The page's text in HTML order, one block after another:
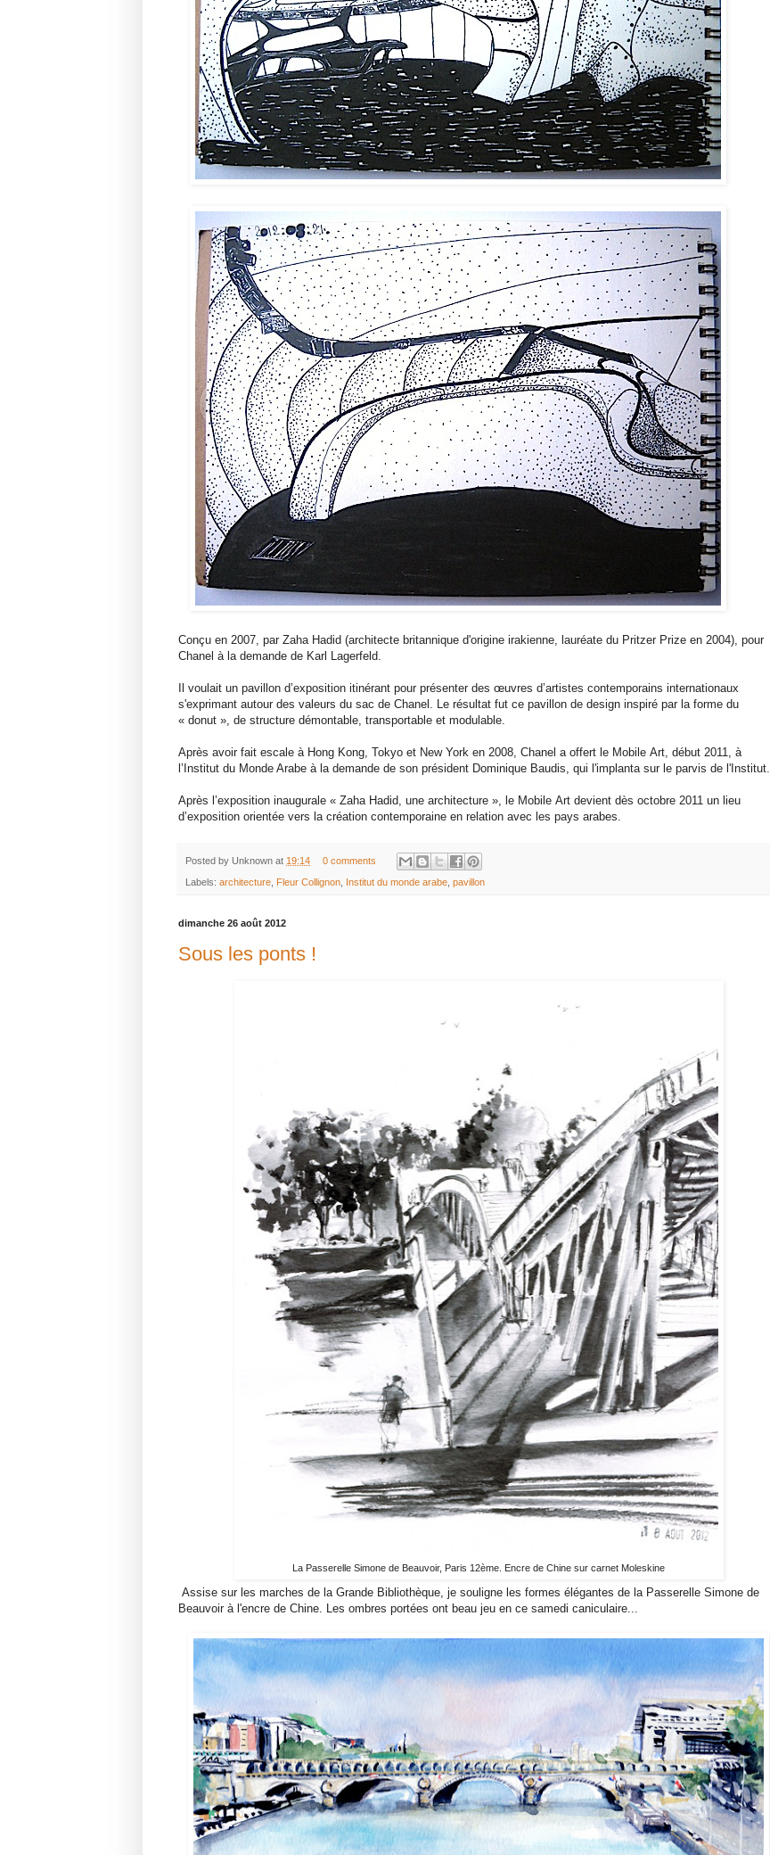
Conçu en 2007, par Zaha Hadid (architecte britannique d'origine irakienne, lauréate du Pritzer Prize en 2004), pour
Chanel à la demande de Karl Lagerfeld.
Il voulait un pavillon d’exposition itinérant pour présenter des œuvres d’artistes contemporains internationaux
s'exprimant autour des valeurs du sac de Chanel. Le résultat fut ce pavillon de design inspiré par la forme du
« donut », de structure démontable, transportable et modulable.
Après avoir fait escale à Hong Kong, Tokyo et New York en 2008, Chanel a offert le Mobile Art, début 2011, à
l’Institut du Monde Arabe à la demande de son président Dominique Baudis, qui l'implanta sur le parvis de l'Institut.
Après l’exposition inaugurale « Zaha Hadid, une architecture », le Mobile Art devient dès octobre 2011 un lieu
d’exposition orientée vers la création contemporaine en relation avec les pays arabes.
Posted by Unknown at 19:14 0 comments
Labels: architecture Fleur Collignon Institut du monde arabe pavillon
dimanche 26 août 2012
Sous les ponts !
La Passerelle Simone de Beauvoir, Paris 12ème. Encre de Chine sur carnet Moleskine
Assise sur les marches de la Grande Bibliothèque, je souligne les formes élégantes de la Passerelle Simone de
Beauvoir à l'encre de Chine. Les ombres portées ont beau jeu en ce samedi caniculaire...